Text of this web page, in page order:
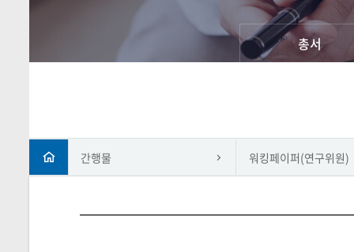
총서
간행물 워킹페이퍼(연구위원)